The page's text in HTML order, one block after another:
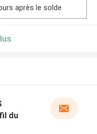
après le solde
du